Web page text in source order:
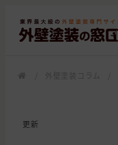
更新